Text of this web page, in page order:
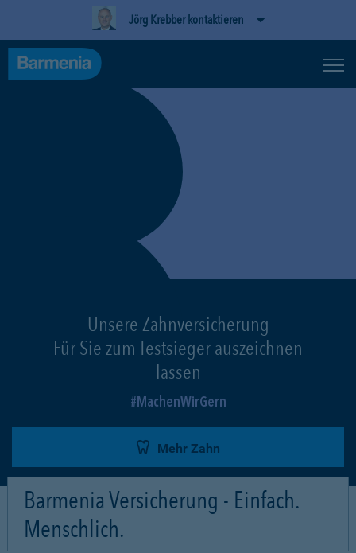
Jörg Krebber kontaktieren
Unsere Zahnversicherung
Für Sie zum Testsieger auszeichnen
lassen
MachenWirGern
Mehr Zahn
Barmenia Versicherung - Einfach.
Menschlich.